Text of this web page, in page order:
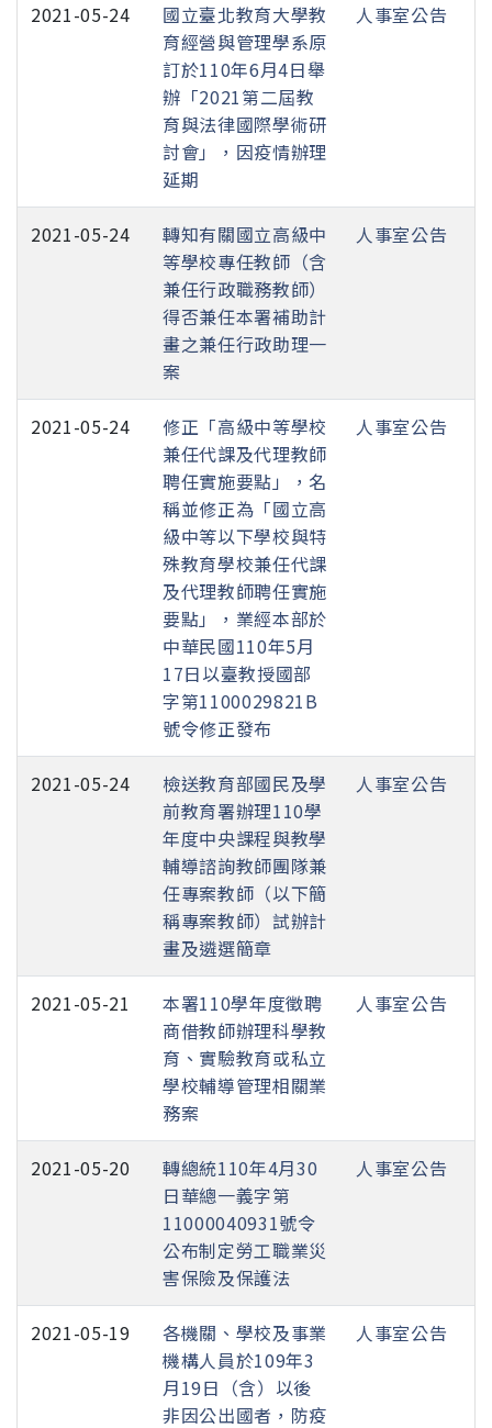
2021-05-24
國立臺北教育大學教
育經營與管理學系原
訂於110年6月4日舉
辦「2021第二屆教
育與法律國際學術研
討會」，因疫情辦理
延期
人事室公告
2021-05-24
轉知有關國立高級中
等學校專任教師（含
兼任行政職務教師）
得否兼任本署補助計
畫之兼任行政助理一
案
人事室公告
2021-05-24
修正「高級中等學校
兼任代課及代理教師
聘任實施要點」，名
稱並修正為「國立高
級中等以下學校與特
殊教育學校兼任代課
及代理教師聘任實施
要點」，業經本部於
中華民國110年5月
17日以臺教授國部
字第1100029821B
號令修正發布
人事室公告
2021-05-24
檢送教育部國民及學
前教育署辦理110學
年度中央課程與教學
輔導諮詢教師團隊兼
任專案教師（以下簡
稱專案教師）試辦計
畫及遴選簡章
人事室公告
2021-05-21
本署110學年度徵聘
商借教師辦理科學教
育、實驗教育或私立
學校輔導管理相關業
務案
人事室公告
2021-05-20
轉總統110年4月30
日華總一義字第
11000040931號令
公布制定勞工職業災
害保險及保護法
人事室公告
2021-05-19
各機關、學校及事業
機構人員於109年3
月19日（含）以後
非因公出國者，防疫
人事室公告